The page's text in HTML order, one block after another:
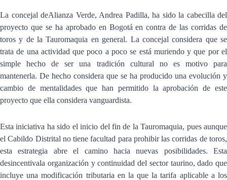
La concejal deAlianza Verde, Andrea Padilla, ha sido la cabecilla del
proyecto que se ha aprobado en Bogotá en contra de las corridas de
toros y de la Tauromaquia en general. La concejal considera que se
trata de una actividad que poco a poco se está muriendo y que por el
simple hecho de ser una tradición cultural no es motivo para
mantenerla. De hecho considera que se ha producido una evolución y
cambio de mentalidades que han permitido la aprobación de este
proyecto que ella considera vanguardista.
Esta iniciativa ha sido el inicio del fin de la Tauromaquia, pues aunque
el Cabildo Distrital no tiene facultad para prohibir las corridas de toros,
esta estrategia abre el camino hacia nuevas posibilidades. Esta
desincentivala organización y continuidad del sector taurino, dado que
incluye una modificación tributaria en la que la tarifa aplicable a los